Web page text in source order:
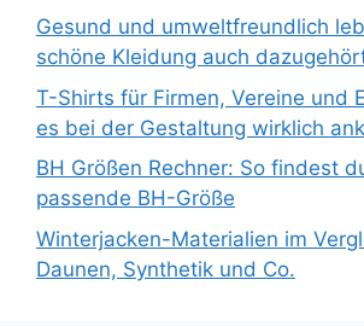
Gesund und umweltfreundlich
schöne Kleidung auch
T-Shirts für Firmen, Vereine und
es bei der Gestaltung wirklich
BH Größen Rechner: So findest
passende BH-Größe
Winterjacken-Materialien im
Daunen, Synthetik und Co.